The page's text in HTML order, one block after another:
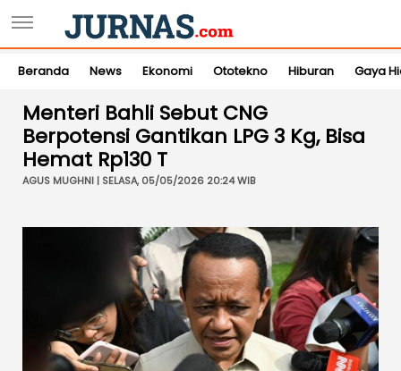
Beranda News Ekonomi Ototekno Hiburan Gaya
Menteri Bahli Sebut CNG
Berpotensi Gantikan LPG 3 Kg, Bisa
Hemat Rp130 T
AGUS MUGHNI | SELASA, 05/05/2026 20:24 WIB